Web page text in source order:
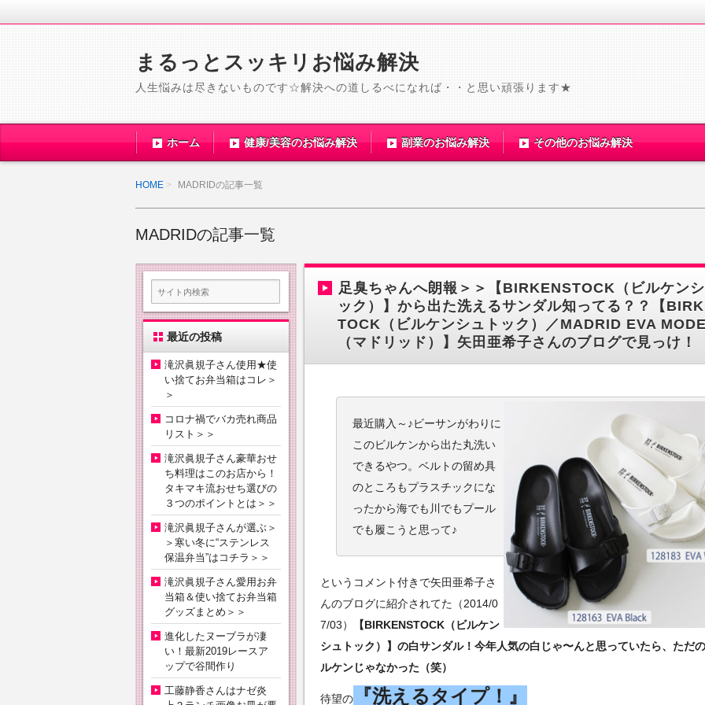
まるっとスッキリお悩み解決
人生悩みは尽きないものです☆解決への道しるべになれば・・と思い頑張ります★
ホーム 健康/美容のお悩み解決 副業のお悩み解決 その他のお悩み解決
HOME MADRIDの記事一覧
MADRIDの記事一覧
足臭ちゃんへ朗報＞＞【BIRKENSTOCK（ビルケン
ック）】から出た洗えるサンダル知ってる？？【
TOCK（ビルケンシュトック）／MADRID EVA
（マドリッド）】矢田亜希子さんのブログで見っけ！
最近購入～♪ビーサンがわりに
このビルケンから出た丸洗い
できるやつ。ベルトの留め具
のところもプラスチックにな
ったから海でも川でもプール
でも履こうと思って♪
というコメント付きで矢田亜希子さ
んのブログに紹介されてた（2014/0
7/03）
【BIRKENSTOCK（ビルケン
シュトック）】の白サンダル！今年人気の白じゃ〜んと思っていたら、ただ
ルケンじゃなかった（笑）
待望の 『洗えるタイプ！』
最近の投稿
滝沢眞規子さん使用★使
い捨てお弁当箱はコレ＞
＞
コロナ禍でバカ売れ商品
リスト＞＞
滝沢眞規子さん豪華おせ
ち料理はこのお店から！
タキマキ流おせち選びの
３つのポイントとは＞＞
滝沢眞規子さんが選ぶ＞
＞寒い冬に“ステンレス
保温弁当”はコチラ＞＞
滝沢眞規子さん愛用お弁
当箱＆使い捨てお弁当箱
グッズまとめ＞＞
進化したヌーブラが凄
い！最新2019レースア
ップで谷間作り
工藤静香さんはナゼ炎